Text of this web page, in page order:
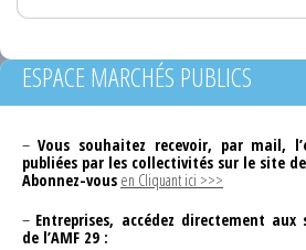
ESPACE MARCHÉS PUBLICS
– Vous souhaitez recevoir, par mail,
publiées par les collectivités sur le site de
Abonnez-vous en Cliquant ici >>>
– Entreprises, accédez directement aux
de l’AMF 29 :